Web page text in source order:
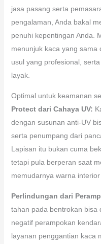
jasa pasang serta
pengalaman, Anda bakal
penuhi kepentingan Anda.
menunjuk kaca yang
usul yang profesional,
layak.
Optimal untuk keamanan
Protect dari Cahaya UV:
dengan susunan anti-UV
serta penumpang dari
Lapisan itu bukan cuma
tetapi pula berperan saat
memudarnya warna interior
Perlindungan dari
tahan pada bentrokan bisa
negatif perampokan
layanan penggantian kaca